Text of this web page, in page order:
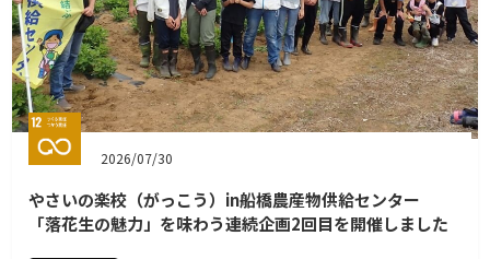
2026/07/30
やさいの楽校（がっこう）in船橋農産物供給センター
「落花生の魅力」を味わう連続企画2回目を開催しました